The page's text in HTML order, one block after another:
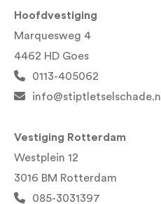
Hoofdvestiging
Marquesweg 4
4462 HD Goes
0113-405062
info@stiptletselschade.nl
Vestiging Rotterdam
Westplein 12
3016 BM Rotterdam
085-3031397